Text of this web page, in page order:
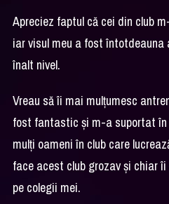
Apreciez faptul că cei din club
iar visul meu a fost întotdeauna
înalt nivel.
Vreau să îi mai mulțumesc
fost fantastic și m-a suportat
mulți oameni în club care
face acest club grozav și chiar
pe colegii mei.